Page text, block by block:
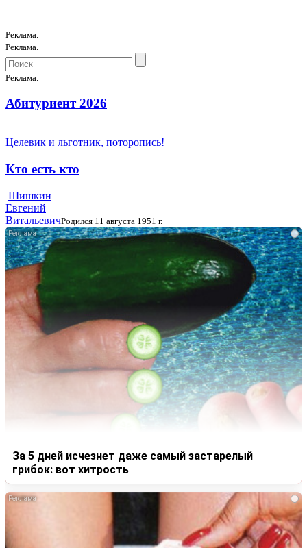
Реклама.
Реклама.
Реклама.
Абитуриент 2026
Целевик и льготник, поторопись!
Кто есть кто
Шишкин
Евгений
ВитальевичРодился 11 августа 1951 г.
i
За 5 дней исчезнет даже самый застарелый
грибок: вот хитрость
i